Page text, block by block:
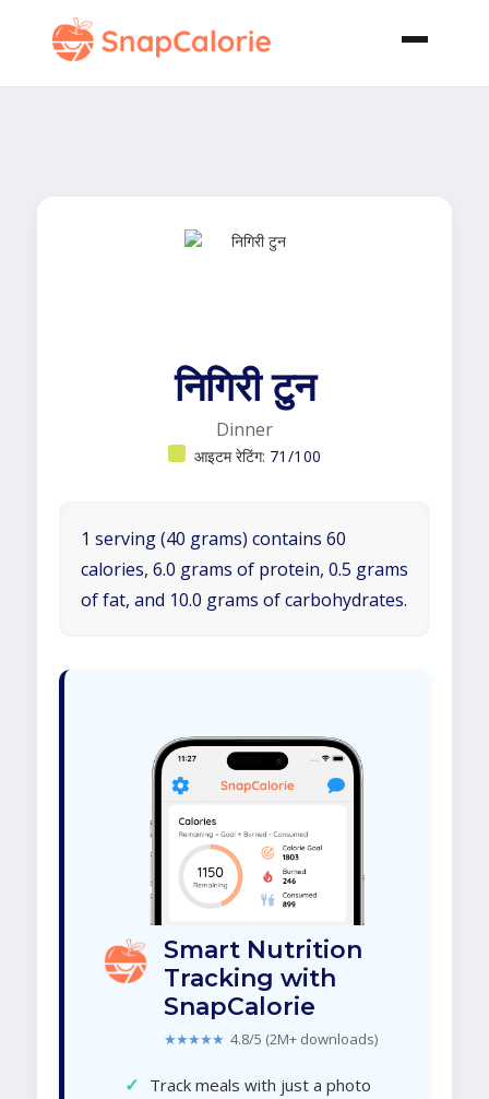
निगिरी टुन
Dinner
आइटम रेटिंग: 71/100
1 serving (40 grams) contains 60
calories, 6.0 grams of protein, 0.5 grams
of fat, and 10.0 grams of carbohydrates.
Smart Nutrition
Tracking with
SnapCalorie
★★★★★ 4.8/5 (2M+ downloads)
✓ Track meals with just a photo